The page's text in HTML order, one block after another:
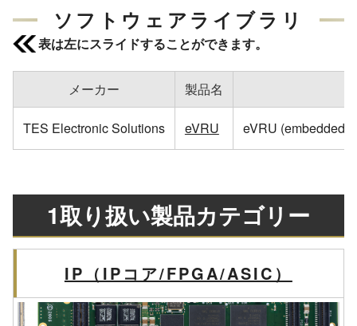
ソフトウェアライブラリ
表は左にスライドすることができます。
メーカー 製品名
TES Electronic Solutions eVRU eVRU (embedded
1取り扱い製品カテゴリー
IP（IPコア/FPGA/ASIC）